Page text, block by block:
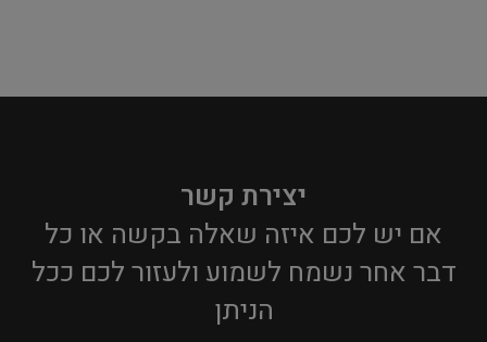
יצירת קשר
אם יש לכם איזה שאלה בקשה או כל
דבר אחר נשמח לשמוע ולעזור לכם ככל
הניתן​